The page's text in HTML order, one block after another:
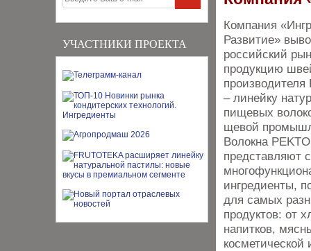
УЧАСТНИКИ ПРОЕКТА
Компания
Развитие»
российский
продукцию
производителя
– ли­нейку
пищевых
щевой
Волокна
представляют
ингредиенты,
для самых
продуктов: от
напитков,